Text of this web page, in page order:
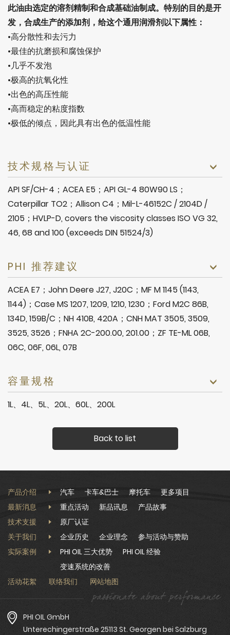
此油由选定的溶剂精制和合成基础油制成。特别的目的是开
发，合成生产的添加剂，给这个通用润滑剂以下属性：
•高分散性和去污力
•最佳的抗磨损和腐蚀保护
•几乎不发泡
•极高的抗氧化性
•出色的高压性能
•高而稳定的粘度指数
•极低的倾点，因此具有出色的低温性能
技术规格与认证
API SF/CH-4；ACEA E5；API GL-4 80W90 LS；
Caterpillar TO2；Allison C4；Mil-L-46152C / 2104D /
2105；HVLP-D, covers the viscosity classes ISO VG 32,
46, 68 and 100 (exceeds DIN 51524/3)
PHI 推荐建议
ACEA E7；John Deere J27, J20C；MF M 1145 (1143,
1144)；Case MS 1207, 1209, 1210, 1230；Ford M2C 86B,
134D, 159B/C；NH 410B, 420A；CNH MAT 3505, 3509,
3525, 3526；FNHA 2C-200.00, 201.00；ZF TE-ML 06B,
06C, 06F, 06L, 07B
容量规格
1L、4L、5L、20L、60L、200L
Back to list
产品介绍 汽车 卡车&巴士 摩托车
更多项目
最新消息
重点活动 新品讯息
产品故事
技术支援
原厂认证
关于我们
企业历史 企业理念
参与活动与赞助
实际案例
PHI OIL 三大优势
PHI OIL 经验
变速系统的改善
活动花絮
联络我们 网站地图
PHI OIL GmbH
Unterechingerstraße 25113 St. Georgen bei Salzburg